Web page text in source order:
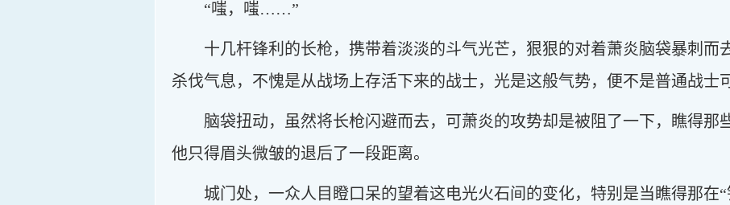
“嗤，嗤……”
十几杆锋利的长枪，携带着淡淡的斗气光芒，狠狠的对着萧炎脑袋暴刺而
杀伐气息，不愧是从战场上存活下来的战士，光是这般气势，便不是普通战士
脑袋扭动，虽然将长枪闪避而去，可萧炎的攻势却是被阻了一下，瞧得那
他只得眉头微皱的退后了一段距离。
城门处，一众人目瞪口呆的望着这电光火石间的变化，特别是当瞧得那在